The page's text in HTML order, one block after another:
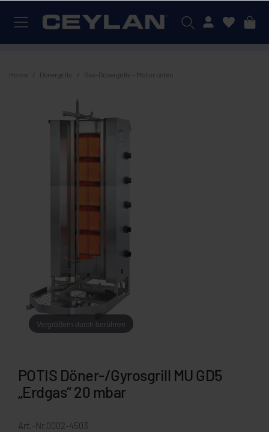
Mein Konto
Home Dönergrills Gas-Dönergrills - Motor unten
Vergrößern durch berühren
POTIS Döner-/Gyrosgrill MU GD5
„Erdgas“ 20 mbar
Art.-Nr. 0002-4503